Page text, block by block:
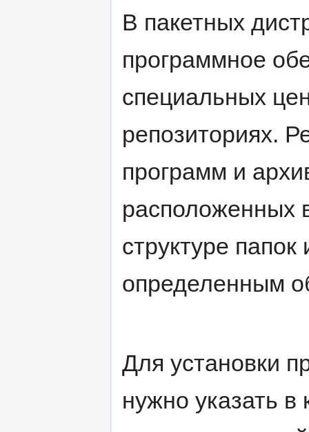
В пакетных
программное
специальных
репозиториях.
программ и
расположенных
структуре
определенным
Для установки
нужно указать